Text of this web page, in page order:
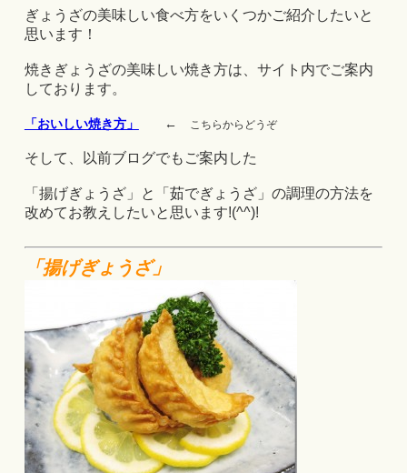
ぎょうざの美味しい食べ方をいくつかご紹介したいと
思います！
焼きぎょうざの美味しい焼き方は、サイト内でご案内
しております。
「おいしい焼き方」 ← こちらからどうぞ
そして、以前ブログでもご案内した
「揚げぎょうざ」と「茹でぎょうざ」の調理の方法を
改めてお教えしたいと思います!(^^)!
「揚げぎょうざ」